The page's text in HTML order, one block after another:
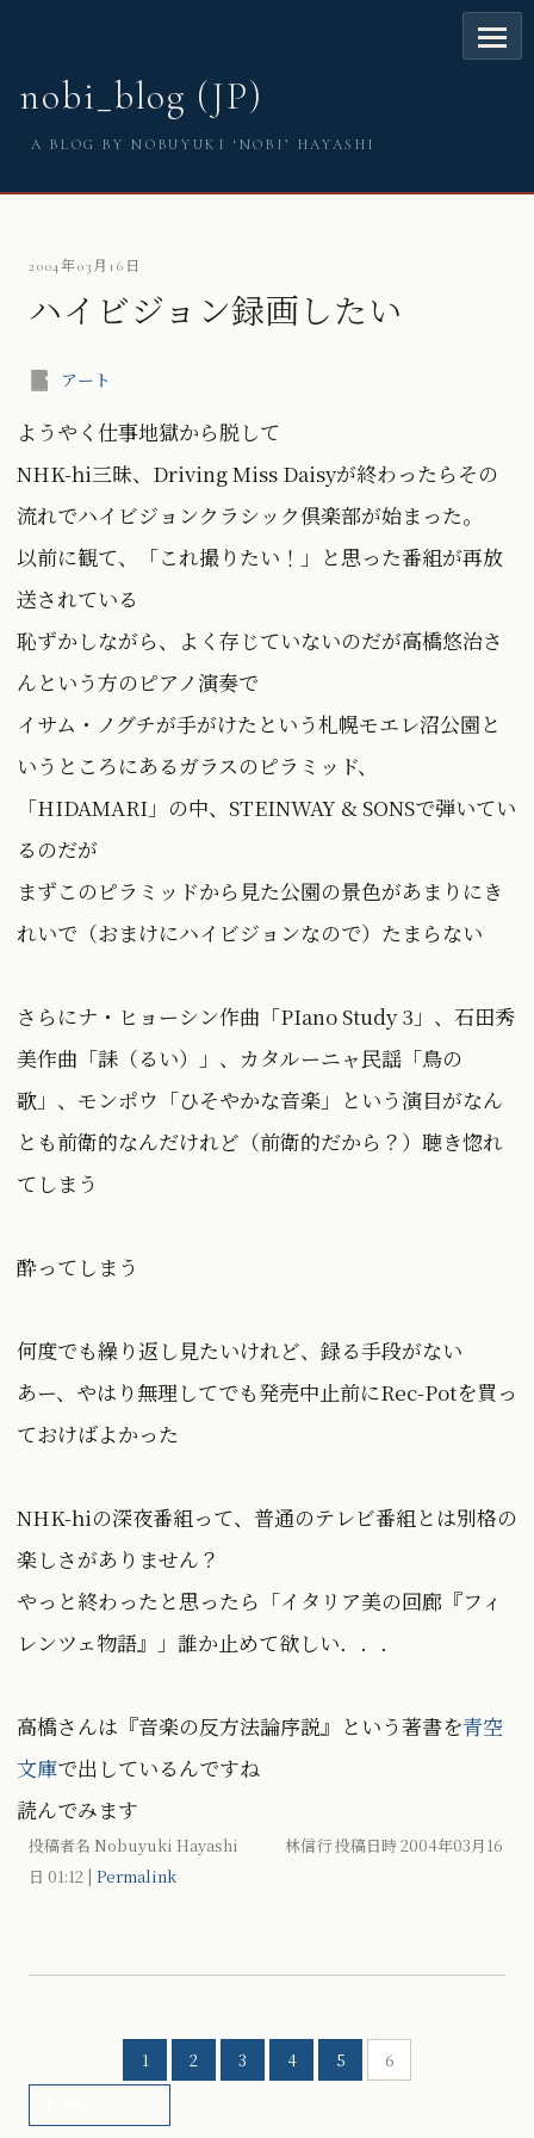
nobi_blog (JP)
A BLOG BY NOBUYUKI ‘NOBI’ HAYASHI
2004年03月16日
ハイビジョン録画したい
アート
ようやく仕事地獄から脱して
NHK-hi三昧、Driving Miss Daisyが終わったらその
流れでハイビジョンクラシック倶楽部が始まった。
以前に観て、「これ撮りたい！」と思った番組が再放
送されている
恥ずかしながら、よく存じていないのだが高橋悠治さ
んという方のピアノ演奏で
イサム・ノグチが手がけたという札幌モエレ沼公園と
いうところにあるガラスのピラミッド、
「HIDAMARI」の中、STEINWAY & SONSで弾いてい
るのだが
まずこのピラミッドから見た公園の景色があまりにき
れいで（おまけにハイビジョンなので）たまらない
さらにナ・ヒョーシン作曲「PIano Study 3」、石田秀
美作曲「誄（るい）」、カタルーニャ民謡「鳥の
歌」、モンポウ「ひそやかな音楽」という演目がなん
とも前衛的なんだけれど（前衛的だから？）聴き惚れ
てしまう
酔ってしまう
何度でも繰り返し見たいけれど、録る手段がない
あー、やはり無理してでも発売中止前にRec-Potを買っ
ておけばよかった
NHK-hiの深夜番組って、普通のテレビ番組とは別格の
楽しさがありません？
やっと終わったと思ったら「イタリア美の回廊『フィ
レンツェ物語』」誰か止めて欲しい．．．
高橋さんは『音楽の反方法論序説』という著書を青空
文庫で出しているんですね
読んでみます
投稿者名 Nobuyuki Hayashi 林信行 投稿日時 2004年03月16
日 01:12 | Permalink
1 2 3 4 5 6